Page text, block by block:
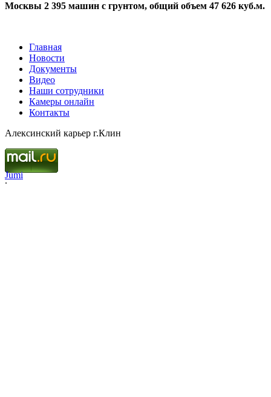
Москвы 2 395 машин с грунтом, общий объем 47 626 куб.м.
Главная
Новости
Документы
Видео
Наши сотрудники
Камеры онлайн
Контакты
Алексинский карьер г.Клин
Jumi
.